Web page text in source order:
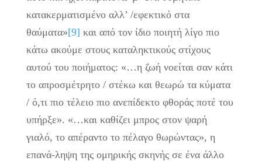
κατακερματισμένο αλλ’ /εφεκτικό στα
θαύματα»[9] και από τον ίδιο ποιητή λίγο πιο
κάτω ακούμε στους καταληκτικούς στίχους
αυτού του ποιήματος: «…η ζωή νοείται σαν κάτι
το απροσμέτρητο / στέκω και θεωρώ τα κύματα
/ ό,τι πιο τέλειο πιο ανεπίδεκτο φθοράς ποτέ του
υπήρξε». «…και καθίζει μπρος στον ψαρή
γιαλό, το απέραντο το πέλαγο θωρώντας», η
επανά-ληψη της ομηρικής σκηνής σε ένα άλλο